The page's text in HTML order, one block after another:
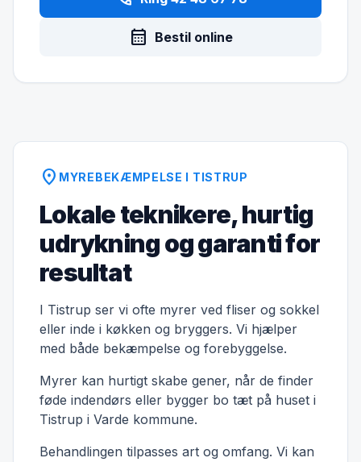
calendar_month Bestil online
location_on MYREBEKÆMPELSE I TISTRUP
Lokale teknikere, hurtig
udrykning og garanti for
resultat
I Tistrup ser vi ofte myrer ved fliser og sokkel
eller inde i køkken og bryggers. Vi hjælper
med både bekæmpelse og forebyggelse.
Myrer kan hurtigt skabe gener, når de finder
føde indendørs eller bygger bo tæt på huset i
Tistrup i Varde kommune.
Behandlingen tilpasses art og omfang. Vi kan